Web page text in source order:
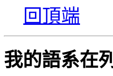
回頂端
我的語系在